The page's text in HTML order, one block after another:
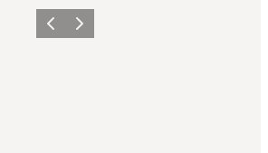
ZurückWeiter